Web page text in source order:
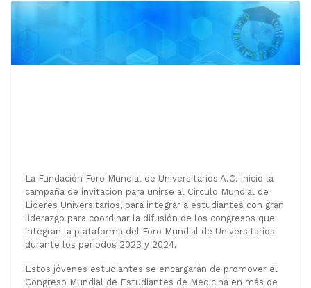
La Fundación Foro Mundial de Universitarios A.C. inicio la
campaña de invitación para unirse al Circulo Mundial de
Lideres Universitarios, para integrar a estudiantes con gran
liderazgo para coordinar la difusión de los congresos que
integran la plataforma del Foro Mundial de Universitarios
durante los periodos 2023 y 2024.
Estos jóvenes estudiantes se encargarán de promover el
Congreso Mundial de Estudiantes de Medicina en más de